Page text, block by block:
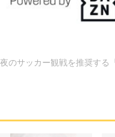
のサッカー観戦を推奨す